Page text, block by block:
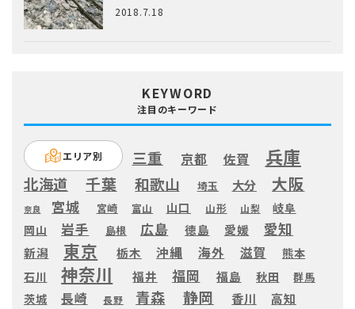
2018.7.18
KEYWORD
注目のキーワード
エリア別 三重 京都 佐賀 兵庫
北海道 千葉 和歌山 埼玉 大分 大阪
奈良 宮城 宮崎 富山 山口 山形 山梨
岐阜
岡山
岩手 島根 広島 徳島 愛媛 愛知
新潟 東京 栃木 沖縄 海外 滋賀
熊本
石川
神奈川 福井 福岡 福島 秋田 群馬
茨城 長崎 長野 青森 静岡 香川 高知